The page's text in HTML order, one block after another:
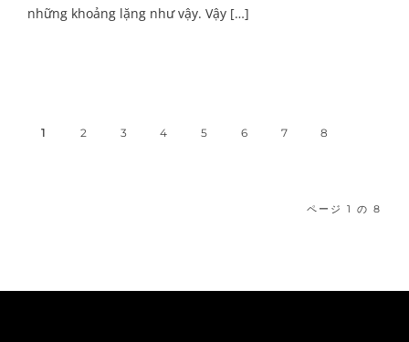
những khoảng lặng như vậy. Vậy […]
1 2 3 4 5 6 7 8
ページ 1 の 8